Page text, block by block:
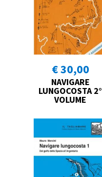
€ 30,00
NAVIGARE
LUNGOCOSTA 2°
VOLUME